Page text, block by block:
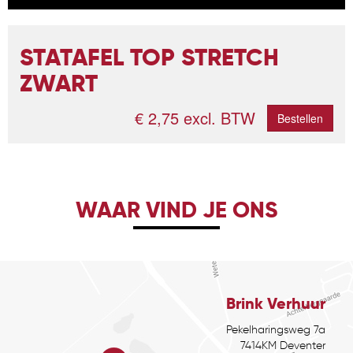
STATAFEL TOP STRETCH
ZWART
Bestellen
€ 2,75 excl. BTW
WAAR VIND JE ONS
Brink Verhuur
Pekelharingsweg 7a
7414KM Deventer